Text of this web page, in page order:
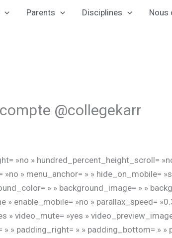
Parents Disciplines Nous
@collegekarr
»no » hundred_percent_height_scroll=
» menu_anchor= » » hide_on_mobile=
» » background_image= » »
enable_mobile= »no » parallax_speed=
» video_mute= »yes »
» padding_right= » » padding_bottom= »